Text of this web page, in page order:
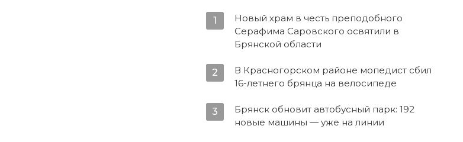
1
Новый храм в честь преподобного
Серафима Саровского освятили в
Брянской области
2
В Красногорском районе мопедист сбил
16-летнего брянца на велосипеде
3
Брянск обновит автобусный парк: 192
новые машины — уже на линии